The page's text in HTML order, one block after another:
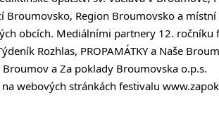
Broumovsko, Region Broumovsko a
obcích. Mediálními partnery 12. ročníku
Rozhlas, PROPAMÁTKY a Naše
a Za poklady Broumovska o.p.s.
webových stránkách festivalu